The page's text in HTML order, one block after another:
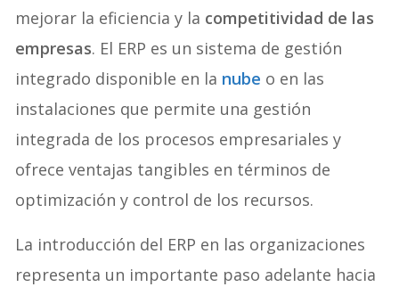
mejorar la eficiencia y la competitividad de las
empresas. El ERP es un sistema de gestión
integrado disponible en la nube o en las
instalaciones que permite una gestión
integrada de los procesos empresariales y
ofrece ventajas tangibles en términos de
optimización y control de los recursos.
La introducción del ERP en las organizaciones
representa un importante paso adelante hacia